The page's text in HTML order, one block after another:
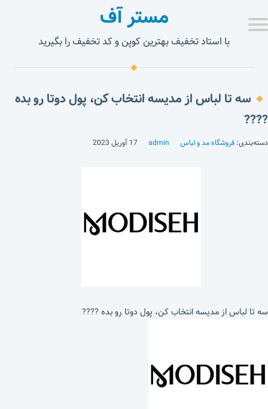
مستر آف
با استاد تخفیف بهترین کوپن و کد تخفیف را بگیرید
سه تا لباس از مدیسه انتخاب کن، پول دوتا رو بده
????
دسته‌بندی: فروشگاه مد و لباس admin 17 آوریل 2023
سه تا لباس از مدیسه انتخاب کن، پول دوتا رو بده ????